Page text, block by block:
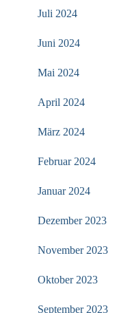
Juli 2024
Juni 2024
Mai 2024
April 2024
März 2024
Februar 2024
Januar 2024
Dezember 2023
November 2023
Oktober 2023
September 2023